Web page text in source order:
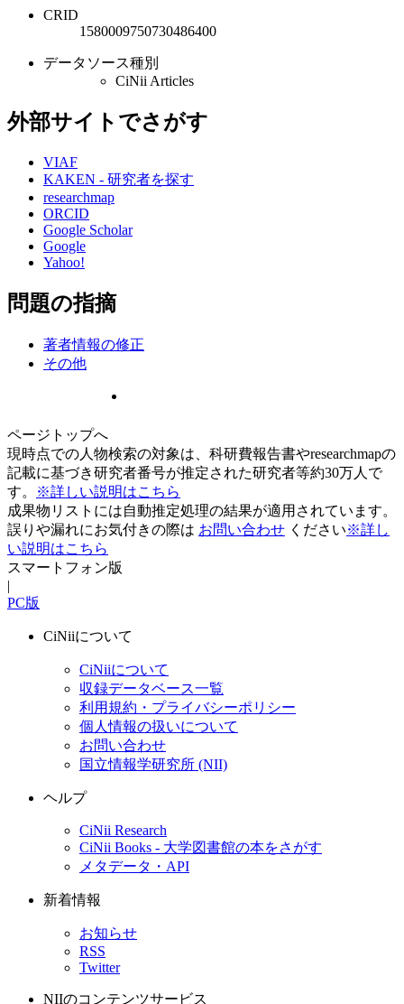
CRID
1580009750730486400
データソース種別
CiNii Articles
外部サイトでさがす
VIAF
KAKEN - 研究者を探す
researchmap
ORCID
Google Scholar
Google
Yahoo!
問題の指摘
著者情報の修正
その他
ページトップへ
現時点での人物検索の対象は、科研費報告書やresearchmapの
記載に基づき研究者番号が推定された研究者等約30万人で
す。
※詳しい説明はこちら
成果物リストには自動推定処理の結果が適用されています。
誤りや漏れにお気付きの際は お問い合わせ ください※詳し
い説明はこちら
スマートフォン版
|
PC版
CiNiiについて
CiNiiについて
収録データベース一覧
利用規約・プライバシーポリシー
個人情報の扱いについて
お問い合わせ
国立情報学研究所 (NII)
ヘルプ
CiNii Research
CiNii Books - 大学図書館の本をさがす
メタデータ・API
新着情報
お知らせ
RSS
Twitter
NIIのコンテンツサービス